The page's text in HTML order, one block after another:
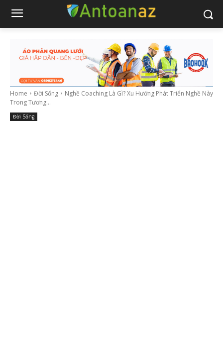
Home Đời Sống
Nghề Coaching Là Gì? Xu Hướng Phát Triển Nghề Này
Trong Tương...
Đời Sống